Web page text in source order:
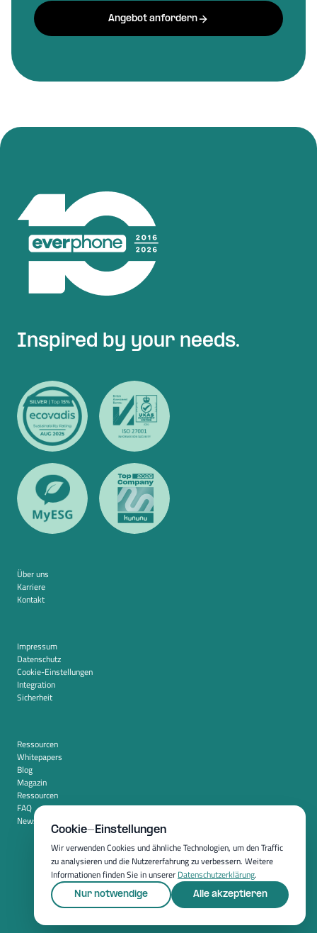
Angebot anfordern
Inspired by your needs.
Über uns
Karriere
Kontakt
Impressum
Datenschutz
Cookie-Einstellungen
Integration
Sicherheit
Ressourcen
Whitepapers
Blog
Magazin
Ressourcen
FAQ
Newsroom
Cookie-Einstellungen
Wir verwenden Cookies und ähnliche Technologien, um den Traffic
zu analysieren und die Nutzererfahrung zu verbessern. Weitere
Informationen finden Sie in unserer Datenschutzerklärung.
Nur notwendige Alle akzeptieren